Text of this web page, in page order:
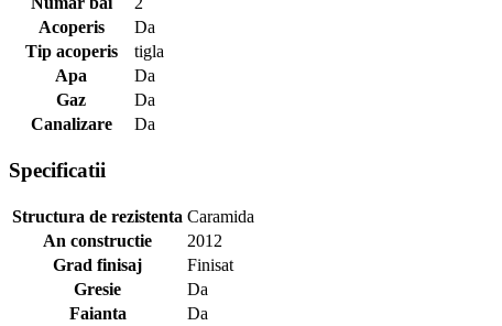
Acoperis
Da
Tip acoperis
tigla
Apa
Da
Gaz
Da
Canalizare
Da
Specificatii
Structura de rezistenta Caramida
An constructie
2012
Grad finisaj
Finisat
Gresie
Da
Faianta
Da